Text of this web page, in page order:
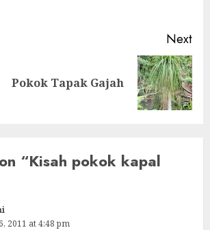
Next
Pokok Tapak Gajah
“Kisah pokok kapal
2011 at 4:48 pm